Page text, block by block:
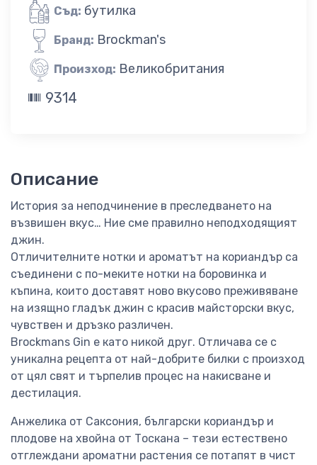
Съд: бутилка
Бранд: Brockman's
Произход: Великобритания
9314
Описание
История за неподчинение в преследването на
възвишен вкус… Ние сме правилно неподходящият
джин.
Отличителните нотки и ароматът на кориандър са
съединени с по-меките нотки на боровинка и
къпина, които доставят ново вкусово преживяване
на изящно гладък джин с красив майсторски вкус,
чувствен и дръзко различен.
Brockmans Gin е като никой друг. Отличава се с
уникална рецепта от най-добрите билки с произход
от цял ​​свят и търпелив процес на накисване и
дестилация.
Анжелика от Саксония, български кориандър и
плодове на хвойна от Тоскана – тези естествено
отглеждани ароматни растения се потапят в чист